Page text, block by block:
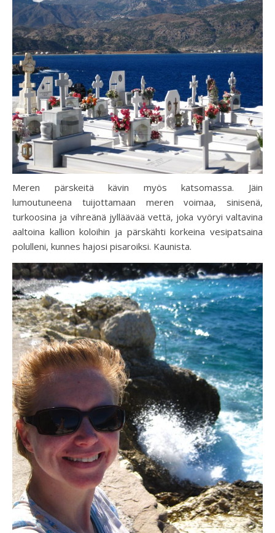
Meren pärskeitä kävin myös katsomassa. Jäin
lumoutuneena tuijottamaan meren voimaa, sinisenä,
turkoosina ja vihreänä jylläävää vettä, joka vyöryi valtavina
aaltoina kallion koloihin ja pärskähti korkeina vesipatsaina
polulleni, kunnes hajosi pisaroiksi. Kaunista.